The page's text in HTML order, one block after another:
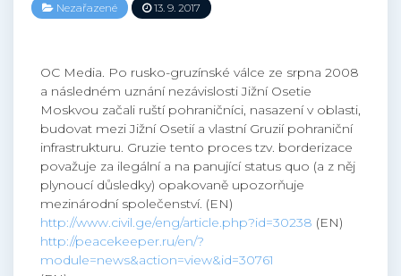
Nezařazené 13. 9. 2017
OC Media. Po rusko-gruzínské válce ze srpna 2008
a následném uznání nezávislosti Jižní Osetie
Moskvou začali ruští pohraničníci, nasazení v oblasti,
budovat mezi Jižní Osetií a vlastní Gruzií pohraniční
infrastrukturu. Gruzie tento proces tzv. borderizace
považuje za ilegální a na panující status quo (a z něj
plynoucí důsledky) opakovaně upozorňuje
mezinárodní společenství. (EN)
http://www.civil.ge/eng/article.php?id=30238 (EN)
http://peacekeeper.ru/en/?
module=news&action=view&id=30761